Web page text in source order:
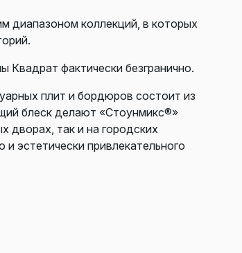
диапазоном коллекций, в которых
Квадрат фактически безгранично.
плит и бордюров состоит из
блеск делают «Стоунмикс®»
дворах, так и на городских
эстетически привлекательного